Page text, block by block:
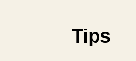
Tips